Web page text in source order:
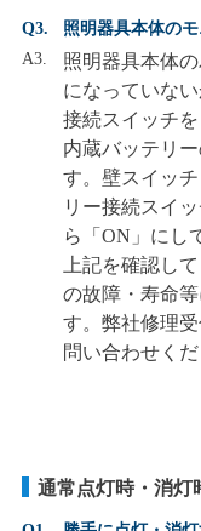
Q3.
照明器具本体の
A3.
照明器具本体
になっていな
接続スイッチを
内蔵バッテリ
す。壁スイッ
リー接続スイ
ら「ON」にし
上記を確認し
の故障・寿命
す。弊社修理受
問い合わせくだ
通常点灯時・消灯